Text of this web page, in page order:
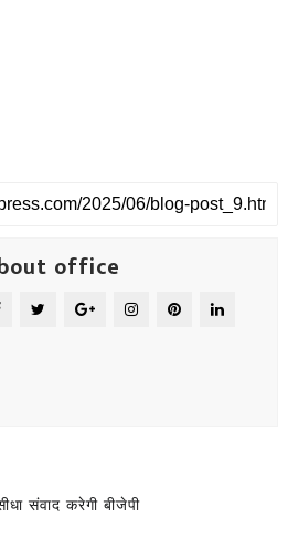
office
संवाद करेगी बीजेपी